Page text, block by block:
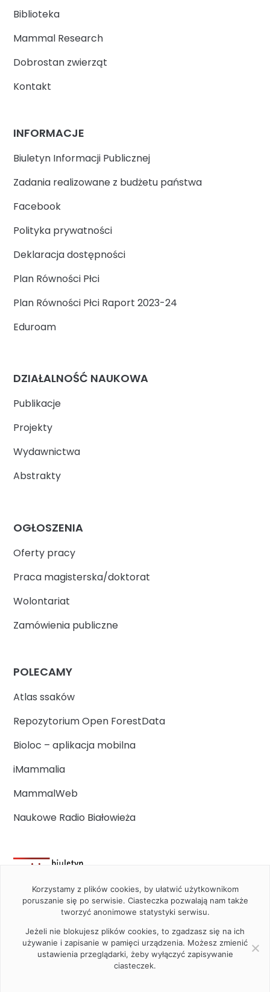
Biblioteka
Mammal Research
Dobrostan zwierząt
Kontakt
INFORMACJE
Biuletyn Informacji Publicznej
Zadania realizowane z budżetu państwa
Facebook
Polityka prywatności
Deklaracja dostępności
Plan Równości Płci
Plan Równości Płci Raport 2023-24
Eduroam
DZIAŁALNOŚĆ NAUKOWA
Publikacje
Projekty
Wydawnictwa
Abstrakty
OGŁOSZENIA
Oferty pracy
Praca magisterska/doktorat
Wolontariat
Zamówienia publiczne
POLECAMY
Atlas ssaków
Repozytorium Open ForestData
Bioloc – aplikacja mobilna
iMammalia
MammalWeb
Naukowe Radio Białowieża
Korzystamy z plików cookies, by ułatwić użytkownikom
poruszanie się po serwisie. Ciasteczka pozwalają nam także
tworzyć anonimowe statystyki serwisu.
Jeżeli nie blokujesz plików cookies, to zgadzasz się na ich
używanie i zapisanie w pamięci urządzenia. Możesz zmienić
ustawienia przeglądarki, żeby wyłączyć zapisywanie
ciasteczek.